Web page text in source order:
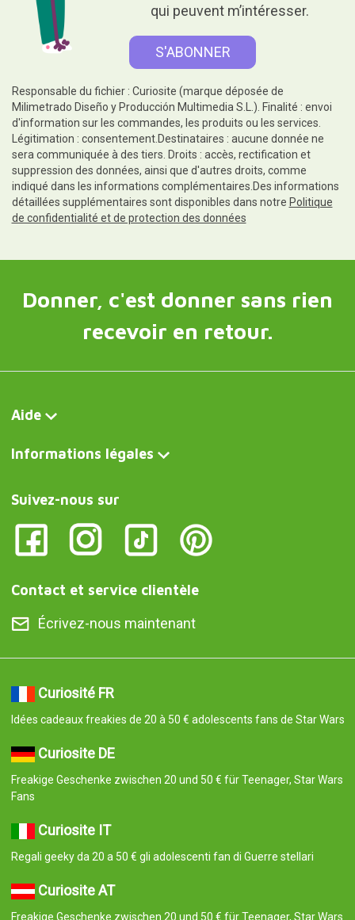
qui peuvent m’intéresser.
Responsable du fichier : Curiosite (marque déposée de
Milimetrado Diseño y Producción Multimedia S.L.). Finalité : envoi
d'information sur les commandes, les produits ou les services.
Légitimation : consentement.Destinataires : aucune donnée ne
sera communiquée à des tiers. Droits : accès, rectification et
suppression des données, ainsi que d'autres droits, comme
indiqué dans les informations complémentaires.Des informations
détaillées supplémentaires sont disponibles dans notre Politique
de confidentialité et de protection des données
Donner, c'est donner sans rien
recevoir en retour.
Aide
Informations légales
Suivez-nous sur
Contact et service clientèle
Écrivez-nous maintenant
Curiosité FR
Idées cadeaux freakies de 20 à 50 € adolescents fans de Star Wars
Curiosite DE
Freakige Geschenke zwischen 20 und 50 € für Teenager, Star Wars
Fans
Curiosite IT
Regali geeky da 20 a 50 € gli adolescenti fan di Guerre stellari
Curiosite AT
Freakige Geschenke zwischen 20 und 50 € für Teenager, Star Wars